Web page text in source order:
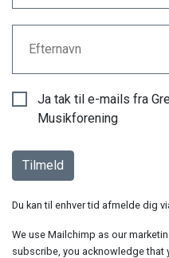
Efternavn
Ja tak til e-mails fra
Musikforening
Du kan til enhver tid afmelde dig
We use Mailchimp as our
subscribe, you acknowledge